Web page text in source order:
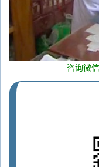
咨询微